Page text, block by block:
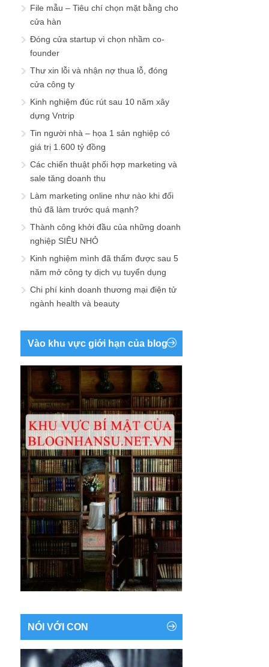
File mẫu – Tiêu chí chọn mặt bằng cho
cửa hàn
Đóng cửa startup vì chọn nhầm co-
founder
Thư xin lỗi và nhận nợ thua lỗ, đóng
cửa công ty
Kinh nghiệm đúc rút sau 10 năm xây
dựng Vntrip
Tin người nhà – họa 1 sản nghiệp có
giá trị 1.600 tỷ đồng
Các chiến thuật phối hợp marketing và
sale tăng doanh thu
Làm marketing online như nào khi đối
thủ đã làm trước quá mạnh?
Thành công khởi đầu của những doanh
nghiệp SIÊU NHỎ
Kinh nghiệm mình đã thấm được sau 5
năm mở công ty dịch vụ tuyển dụng
Chi phí kinh doanh thương mại điện tử
ngành health và beauty
Vào khu vực giới hạn của blog
NÓI VỚI CON